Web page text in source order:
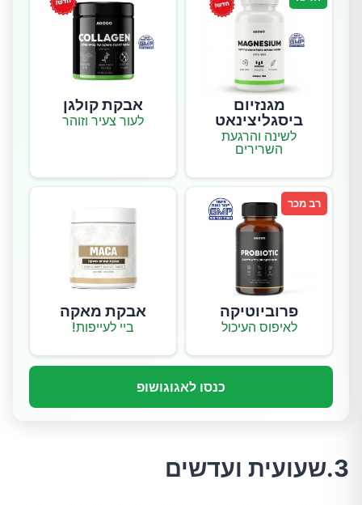
מגנזיום
ביסגליצינאט
לשינה והרגעת
השרירים
אבקת קולגן
לעור צעיר וזוהר
רב מכר
פרוביוטיקה
לאיפוס העיכול
אבקת מאקה
ביי לעייפות!
כנסו לאגוגושופ
3.שעועית ועדשים